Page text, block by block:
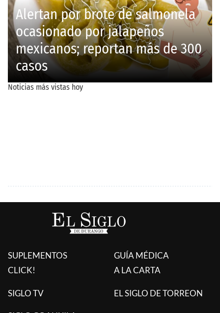
SUPLEMENTOS
CLICK!
GUÍA MÉDICA
A LA CARTA
SIGLO TV EL SIGLO DE TORREON